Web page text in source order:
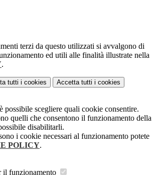
terzi da questo utilizzati si avvalgono di
ed utili alle finalità illustrate nella
.
tutti i cookies Accetta tutti i cookies
possibile scegliere quali cookie consentire.
quelli che consentono il funzionamento della
disabilitarli.
i cookie necessari al funzionamento potete
POLICY.
il funzionamento